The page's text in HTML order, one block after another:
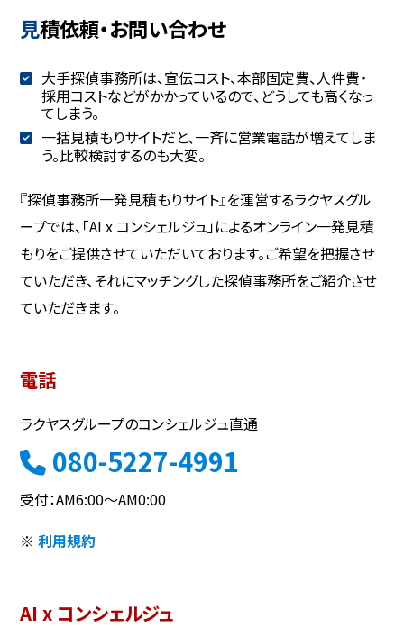
見積依頼・お問い合わせ
大手探偵事務所は、宣伝コスト、本部固定費、人件費・
採用コストなどがかかっているので、どうしても高くなっ
てしまう。
一括見積もりサイトだと、一斉に営業電話が増えてしま
う。比較検討するのも大変。
『探偵事務所一発見積もりサイト』を運営するラクヤスグル
ープでは、「AI x コンシェルジュ」によるオンライン一発見積
もりをご提供させていただいております。ご希望を把握させ
ていただき、それにマッチングした探偵事務所をご紹介させ
ていただきます。
電話
ラクヤスグループのコンシェルジュ直通
080-5227-4991
受付：AM6:00～AM0:00
※利用規約
AI x コンシェルジュ